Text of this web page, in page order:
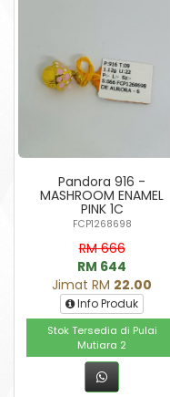
Pandora 916 -
MASHROOM ENAMEL
PINK 1C
FCP1268698
RM 666
RM 644
Jimat RM 22.00
Info Produk
Stok Tersedia di Pulai
Mutiara 2